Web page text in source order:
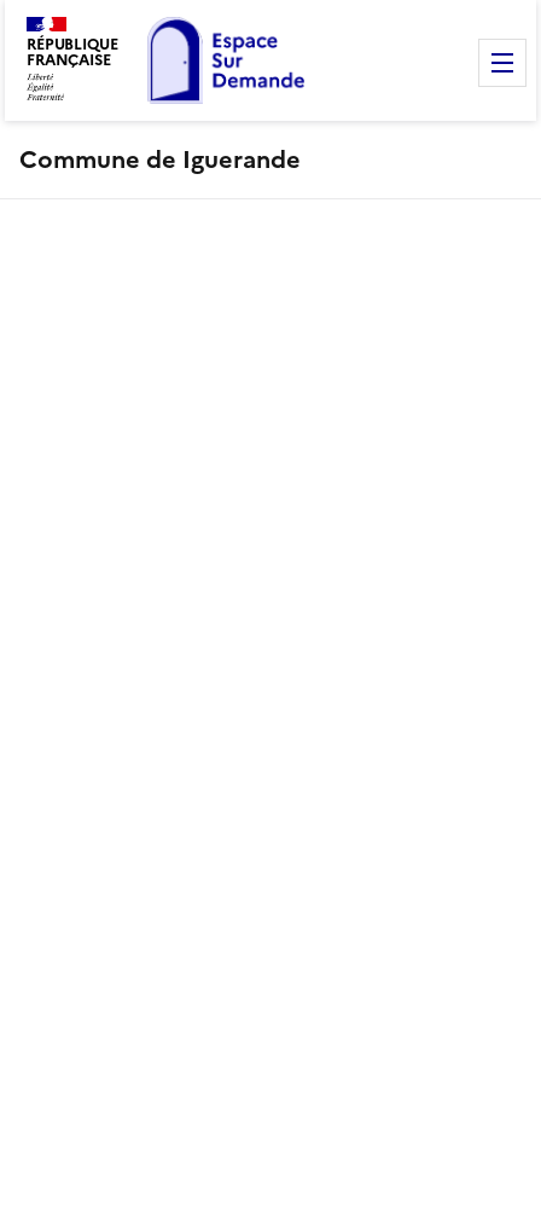
RÉPUBLIQUE
FRANÇAISE
Commune de Iguerande